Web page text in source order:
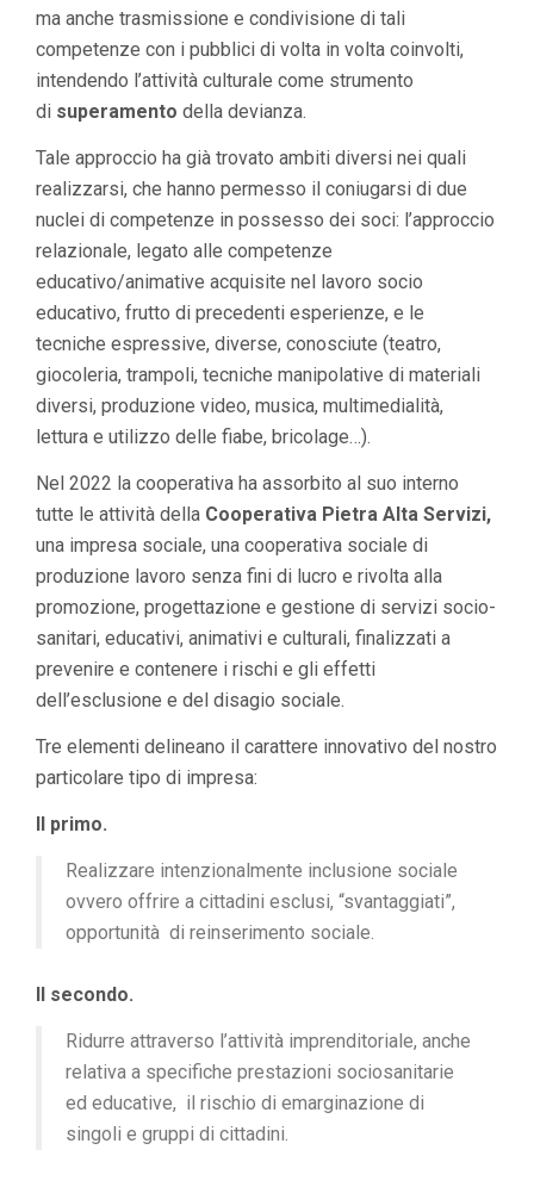
ma anche trasmissione e condivisione di tali
competenze con i pubblici di volta in volta coinvolti,
intendendo l’attività culturale come strumento
di superamento della devianza.
Tale approccio ha già trovato ambiti diversi nei quali
realizzarsi, che hanno permesso il coniugarsi di due
nuclei di competenze in possesso dei soci: l’approccio
relazionale, legato alle competenze
educativo/animative acquisite nel lavoro socio
educativo, frutto di precedenti esperienze, e le
tecniche espressive, diverse, conosciute (teatro,
giocoleria, trampoli, tecniche manipolative di materiali
diversi, produzione video, musica, multimedialità,
lettura e utilizzo delle fiabe, bricolage…).
Nel 2022 la cooperativa ha assorbito al suo interno
tutte le attività della Cooperativa Pietra Alta Servizi,
una impresa sociale, una cooperativa sociale di
produzione lavoro senza fini di lucro e rivolta alla
promozione, progettazione e gestione di servizi socio-
sanitari, educativi, animativi e culturali, finalizzati a
prevenire e contenere i rischi e gli effetti
dell’esclusione e del disagio sociale.
Tre elementi delineano il carattere innovativo del nostro
particolare tipo di impresa:
Il primo.
Realizzare intenzionalmente inclusione sociale
ovvero offrire a cittadini esclusi, “svantaggiati”,
opportunità di reinserimento sociale.
Il secondo.
Ridurre attraverso l’attività imprenditoriale, anche
relativa a specifiche prestazioni sociosanitarie
ed educative, il rischio di emarginazione di
singoli e gruppi di cittadini.